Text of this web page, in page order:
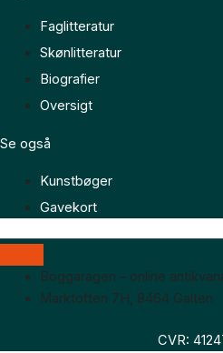
Faglitteratur
Skønlitteratur
Biografier
Oversigt
Se også
Kunstbøger
Gavekort
Boggaragen – online
Marktoften 7H, 8464 Galten
CVR: